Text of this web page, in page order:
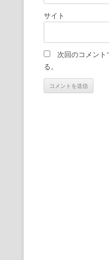
サイト
次回のコメン
る。